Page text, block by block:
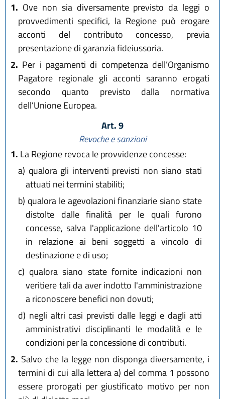
1. Ove non sia diversamente previsto da leggi o
provvedimenti specifici, la Regione può erogare
acconti del contributo concesso, previa
presentazione di garanzia fideiussoria.
2. Per i pagamenti di competenza dell’Organismo
Pagatore regionale gli acconti saranno erogati
secondo quanto previsto dalla normativa
dell’Unione Europea.
Art. 9
Revoche e sanzioni
1. La Regione revoca le provvidenze concesse:
a) qualora gli interventi previsti non siano stati
attuati nei termini stabiliti;
b) qualora le agevolazioni finanziarie siano state
distolte dalle finalità per le quali furono
concesse, salva l'applicazione dell'articolo 10
in relazione ai beni soggetti a vincolo di
destinazione e di uso;
c) qualora siano state fornite indicazioni non
veritiere tali da aver indotto l'amministrazione
a riconoscere benefici non dovuti;
d) negli altri casi previsti dalle leggi e dagli atti
amministrativi disciplinanti le modalità e le
condizioni per la concessione di contributi.
2. Salvo che la legge non disponga diversamente, i
termini di cui alla lettera a) del comma 1 possono
essere prorogati per giustificato motivo per non